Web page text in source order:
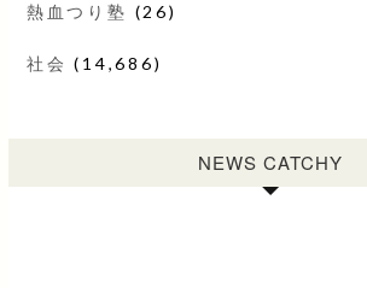
熱血つり塾 (26)
社会 (14,686)
NEWS CATCHY